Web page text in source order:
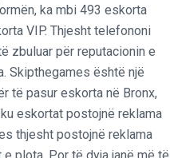
ka mbi 493 eskorta
VIP. Thjesht telefononi
zbuluar për reputacionin e
Skipthegames është një
të pasur eskorta në Bronx,
eskortat postojnë reklama
thjesht postojnë reklama